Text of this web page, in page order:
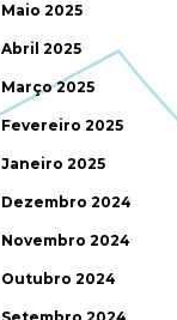
Maio 2025
Abril 2025
Março 2025
Fevereiro 2025
Janeiro 2025
Dezembro 2024
Novembro 2024
Outubro 2024